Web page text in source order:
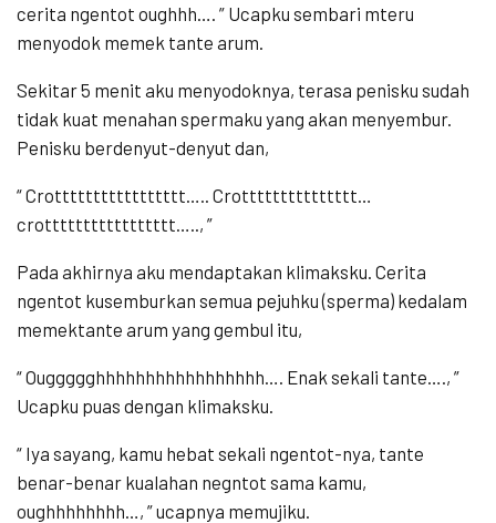
cerita ngentot oughhh…. ” Ucapku sembari mteru
menyodok memek tante arum.
Sekitar 5 menit aku menyodoknya, terasa penisku sudah
tidak kuat menahan spermaku yang akan menyembur.
Penisku berdenyut-denyut dan,
“ Crottttttttttttttttt….. Crottttttttttttttt…
crottttttttttttttttt….., ”
Pada akhirnya aku mendaptakan klimaksku. Cerita
ngentot kusemburkan semua pejuhku (sperma) kedalam
memektante arum yang gembul itu,
“ Ouggggghhhhhhhhhhhhhhhhh…. Enak sekali tante…., ”
Ucapku puas dengan klimaksku.
“ Iya sayang, kamu hebat sekali ngentot-nya, tante
benar-benar kualahan negntot sama kamu,
oughhhhhhhh…, ” ucapnya memujiku.